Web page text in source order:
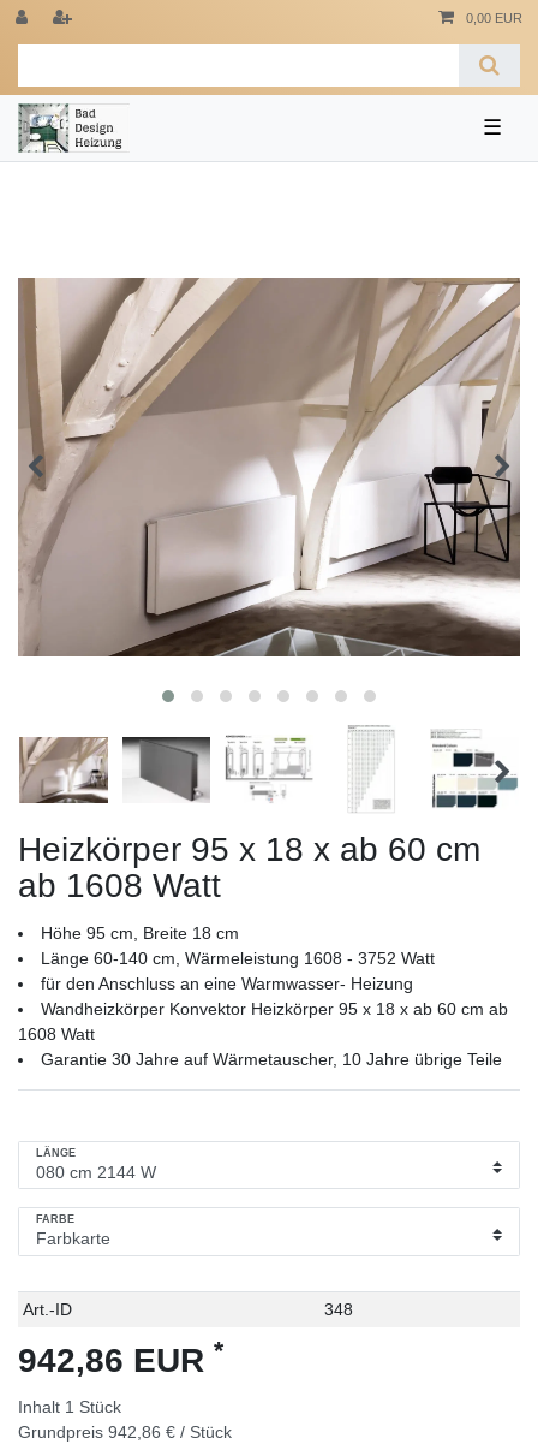
0,00 EUR
☰
Heizkörper 95 x 18 x ab 60 cm
ab 1608 Watt
Höhe 95 cm, Breite 18 cm
Länge 60-140 cm, Wärmeleistung 1608 - 3752 Watt
für den Anschluss an eine Warmwasser- Heizung
Wandheizkörper Konvektor Heizkörper 95 x 18 x ab 60 cm ab
1608 Watt
Garantie 30 Jahre auf Wärmetauscher, 10 Jahre übrige Teile
LÄNGE
FARBE
Technisches
Wert
Art.-ID 348
942,86 EUR *
Inhalt 1 Stück
Grundpreis 942,86 € / Stück